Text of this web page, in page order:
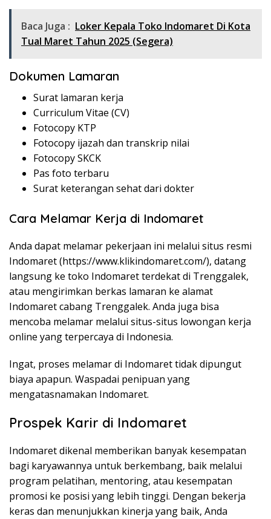
Baca Juga : Loker Kepala Toko Indomaret Di Kota
Tual Maret Tahun 2025 (Segera)
Dokumen Lamaran
Surat lamaran kerja
Curriculum Vitae (CV)
Fotocopy KTP
Fotocopy ijazah dan transkrip nilai
Fotocopy SKCK
Pas foto terbaru
Surat keterangan sehat dari dokter
Cara Melamar Kerja di Indomaret
Anda dapat melamar pekerjaan ini melalui situs resmi
Indomaret (https://www.klikindomaret.com/), datang
langsung ke toko Indomaret terdekat di Trenggalek,
atau mengirimkan berkas lamaran ke alamat
Indomaret cabang Trenggalek. Anda juga bisa
mencoba melamar melalui situs-situs lowongan kerja
online yang terpercaya di Indonesia.
Ingat, proses melamar di Indomaret tidak dipungut
biaya apapun. Waspadai penipuan yang
mengatasnamakan Indomaret.
Prospek Karir di Indomaret
Indomaret dikenal memberikan banyak kesempatan
bagi karyawannya untuk berkembang, baik melalui
program pelatihan, mentoring, atau kesempatan
promosi ke posisi yang lebih tinggi. Dengan bekerja
keras dan menunjukkan kinerja yang baik, Anda